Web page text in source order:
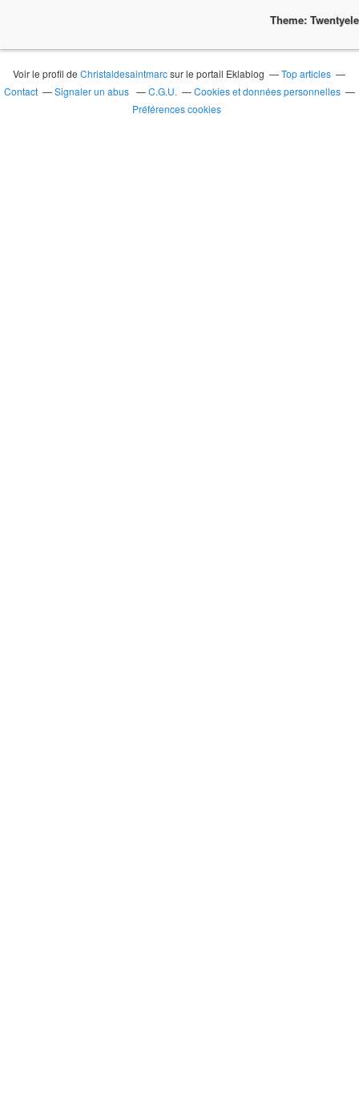
Theme:
Voir le profil deChristaldesaintmarcsur le portail Eklablog
Top articles
Contact
Signaler un abus C.G.U.
Cookies et données personnelles
Préférences cookies